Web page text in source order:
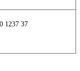
1237 37